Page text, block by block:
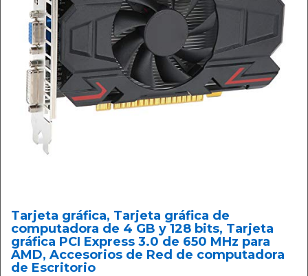
Tarjeta gráfica, Tarjeta gráfica de
computadora de 4 GB y 128 bits, Tarjeta
gráfica PCI Express 3.0 de 650 MHz para
AMD, Accesorios de Red de computadora
de Escritorio